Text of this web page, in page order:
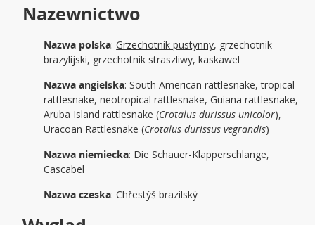
Nazewnictwo
Nazwa polska:Grzechotnik pustynny, grzechotnik
brazylijski, grzechotnik straszliwy, kaskawel
Nazwa angielska: South American rattlesnake, tropical
rattlesnake, neotropical rattlesnake, Guiana rattlesnake,
Aruba Island rattlesnake (Crotalus durissus unicolor),
Uracoan Rattlesnake (Crotalus durissus vegrandis)
Nazwa niemiecka: Die Schauer-Klapperschlange,
Cascabel
Nazwa czeska: Chřestýš brazilský